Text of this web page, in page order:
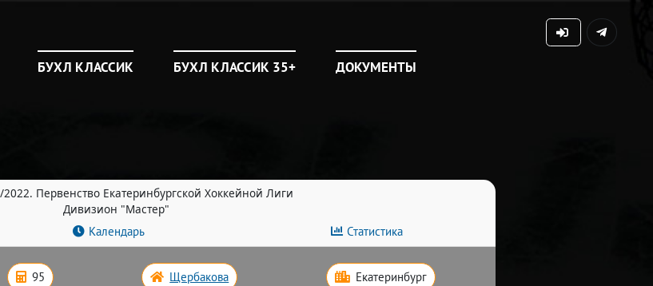
БУХЛ КЛАССИК БУХЛ КЛАССИК 35+ ДОКУМЕНТЫ
Первенство Екатеринбургской Хоккейной Лиги
Дивизион "Мастер"
Календарь Статистика
95 Щербакова Екатеринбург